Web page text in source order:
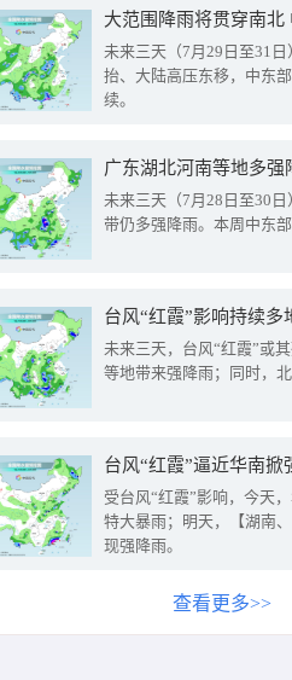
大范围降雨将贯穿南
未来三天（7月29日至31
抬、大陆高压东移，中东
续。
广东湖北河南等地多
未来三天（7月28日至30
带仍多强降雨。本周中东
台风“红霞”影响持续
未来三天，台风“红霞”或
等地带来强降雨；同时，
台风“红霞”逼近华南
受台风“红霞”影响，今天
特大暴雨；明天，【湖南
现强降雨。
查看更多>>